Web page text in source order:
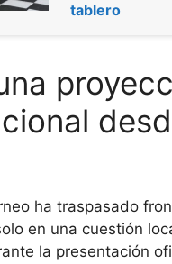
tablero
ha traspasado
en una cuestión
la presentación